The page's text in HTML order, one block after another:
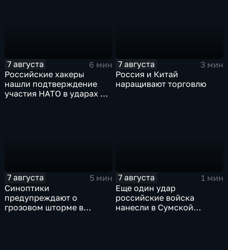
7 августа
6 мин
Российские хакеры
нашли подтверждение
участия НАТО в ударах по
7 августа
3 мин
Россия и Китай
наращивают торговлю
7 августа
5 мин
Синоптики
предупреждают о
грозовом шторме в
7 августа
1 мин
Еще один удар
российские войска
нанесли в Сумской